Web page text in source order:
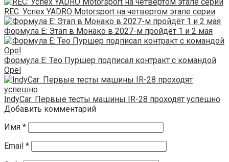
REC: Успех YADRO Motorsport на четвертом этапе серии
Формула E: Этап в Монако в 2027-м пройдёт 1 и 2 мая
Формула E: Тео Пуршер подписал контракт с командой
Opel
IndyCar: Первые тесты машины IR-28 проходят успешно
Добавить комментарий
Имя *
Email *